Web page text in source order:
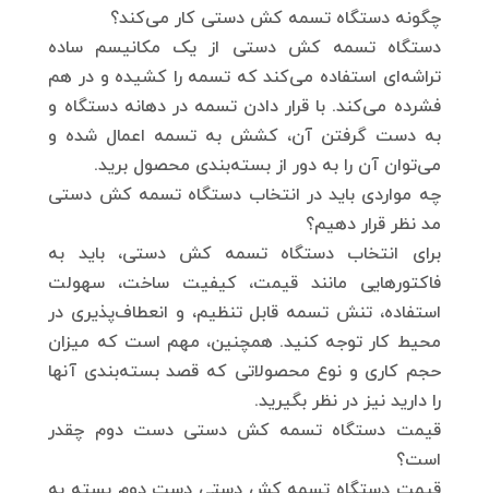
چگونه دستگاه تسمه کش دستی کار می‌کند؟
دستگاه تسمه کش دستی از یک مکانیسم ساده
تراشه‌ای استفاده می‌کند که تسمه را کشیده و در هم
فشرده می‌کند. با قرار دادن تسمه در دهانه دستگاه و
به دست گرفتن آن، کشش به تسمه اعمال شده و
می‌توان آن را به دور از بسته‌بندی محصول برید.
چه مواردی باید در انتخاب دستگاه تسمه کش دستی
مد نظر قرار دهیم؟
برای انتخاب دستگاه تسمه کش دستی، باید به
فاکتورهایی مانند قیمت، کیفیت ساخت، سهولت
استفاده، تنش تسمه قابل تنظیم، و انعطاف‌پذیری در
محیط کار توجه کنید. همچنین، مهم است که میزان
حجم کاری و نوع محصولاتی که قصد بسته‌بندی آنها
را دارید نیز در نظر بگیرید.
قیمت دستگاه تسمه کش دستی دست دوم چقدر
است؟